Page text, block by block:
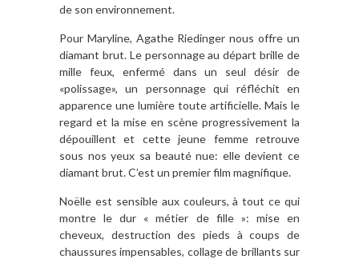
de son environnement.
Pour Maryline, Agathe Riedinger nous offre un
diamant brut. Le personnage au départ brille de
mille feux, enfermé dans un seul désir de
«polissage», un personnage qui réfléchit en
apparence une lumière toute artificielle. Mais le
regard et la mise en scène progressivement la
dépouillent et cette jeune femme retrouve
sous nos yeux sa beauté nue: elle devient ce
diamant brut. C’est un premier film magnifique.
Noëlle est sensible aux couleurs, à tout ce qui
montre le dur « métier de fille »: mise en
cheveux, destruction des pieds à coups de
chaussures impensables, collage de brillants sur